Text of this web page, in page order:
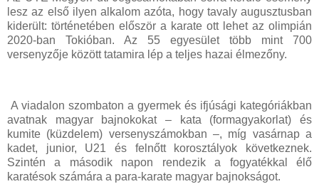
lesz az első ilyen alkalom azóta, hogy tavaly augusztusban
kiderült: történetében először a karate ott lehet az olimpián
2020-ban Tokióban. Az 55 egyesület több mint 700
versenyzője között tatamira lép a teljes hazai élmezőny.
A viadalon szombaton a gyermek és ifjúsági kategóriákban
avatnak magyar bajnokokat – kata (formagyakorlat) és
kumite (küzdelem) versenyszámokban –, míg vasárnap a
kadet, junior, U21 és felnőtt korosztályok következnek.
Szintén a második napon rendezik a fogyatékkal élő
karatésok számára a para-karate magyar bajnokságot.